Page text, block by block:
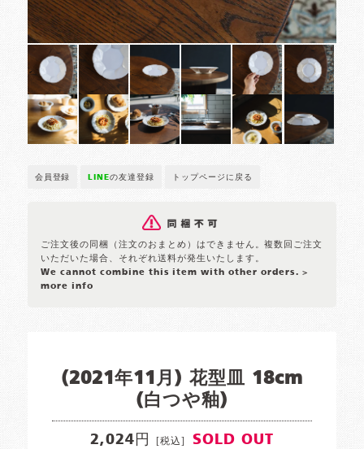
会員登録 LINEの友達登録 トップページに戻る
ご注文後の同梱（注文のおまとめ）はできません。複数回ご注文
いただいた場合、それぞれ送料が発生いたします。
We cannot combine this item with other orders. >
more info
(2021年11月) 花型皿 18cm
(白つや釉)
2,024円 [税込] SOLD OUT